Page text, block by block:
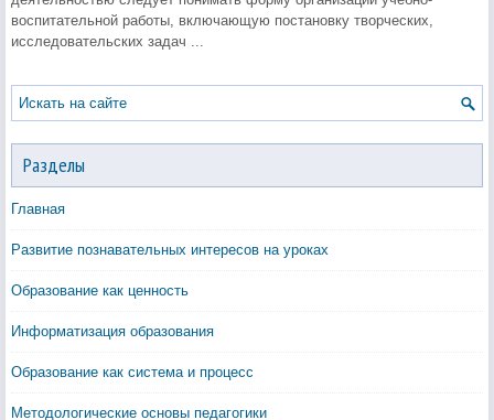
воспитательной работы, включающую постановку творческих,
исследовательских задач ...
Разделы
Главная
Развитие познавательных интересов на уроках
Образование как ценность
Информатизация образования
Образование как система и процесс
Методологические основы педагогики